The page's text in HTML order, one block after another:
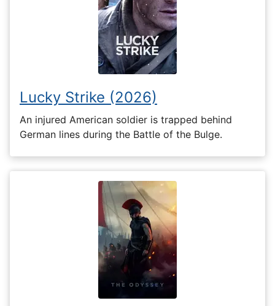
Lucky Strike (2026)
An injured American soldier is trapped behind
German lines during the Battle of the Bulge.